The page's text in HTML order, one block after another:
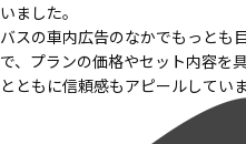
いました。
バスの車内広告のなかでもっとも
で、プランの価格やセット内容を
とともに信頼感もアピールしていま